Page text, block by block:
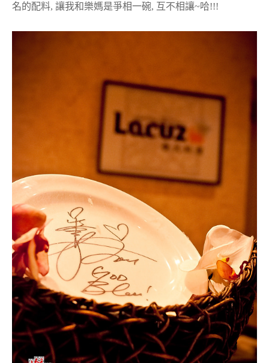
名的配料, 讓我和樂媽是爭相一碗, 互不相讓~哈!!!